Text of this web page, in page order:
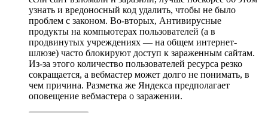
узнать и вредоносный код удалить, чтобы не было
проблем с законом. Во-вторых, Антивирусные
продукты на компьютерах пользователей (а в
продвинутых учреждениях — на общем интернет-
шлюзе) часто блокируют доступ к зараженным сайтам.
Из-за этого количество пользователей ресурса резко
сокращается, а вебмастер может долго не понимать, в
чем причина. Разметка же Яндекса предполагает
оповещение вебмастера о заражении.